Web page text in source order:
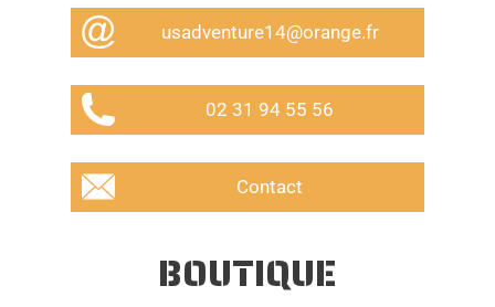
usadventure14@orange.fr
02 31 94 55 56
Contact
BOUTIQUE